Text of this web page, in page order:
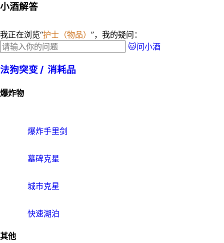
小酒解答
我正在浏览“护士（物品） ”，我的疑问：
🐱问小酒
法狗突变 / 消耗品
爆炸物
爆炸手里剑
墓碑克星
城市克星
快速湖泊
其他